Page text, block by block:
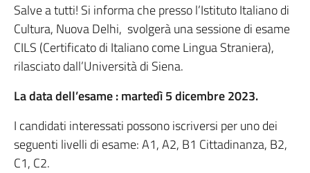
Salve a tutti! Si informa che presso l’Istituto Italiano di
Cultura, Nuova Delhi, svolgerà una sessione di esame
CILS (Certificato di Italiano come Lingua Straniera),
rilasciato dall’Università di Siena.
La data dell’esame : martedì 5 dicembre 2023.
I candidati interessati possono iscriversi per uno dei
seguenti livelli di esame: A1, A2, B1 Cittadinanza, B2,
C1, C2.